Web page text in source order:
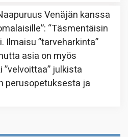
Venäjän kanssa
: “Täsmentäisin
”tarveharkinta”
asia on myös
julkista
perusopetuksesta ja